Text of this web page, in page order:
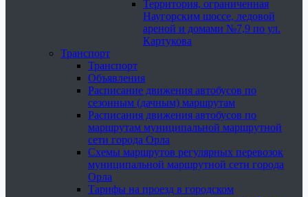
Территория, ограниченная
Наугорским шоссе, ледовой
ареной и домами №7,9 по ул.
Картукова
Транспорт
Транспорт
Объявления
Расписание движения автобусов по
сезонным (дачным) маршрутам
Расписания движения автобусов по
маршрутам муниципальной маршрутной
сети города Орла
Схемы маршрутов регулярных перевозок
муниципальной маршрутной сети города
Орла
Тарифы на проезд в городском